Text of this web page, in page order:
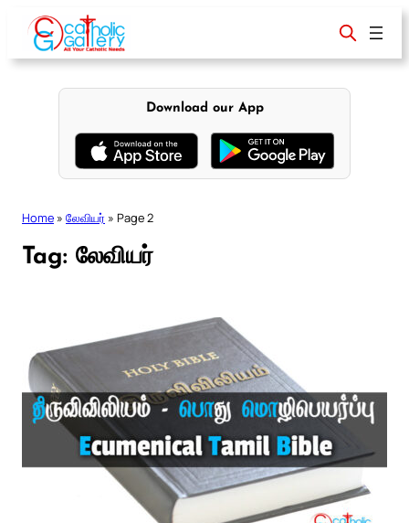
content
Download our App
Home » லேவியர் » Page 2
Tag: லேவியர்